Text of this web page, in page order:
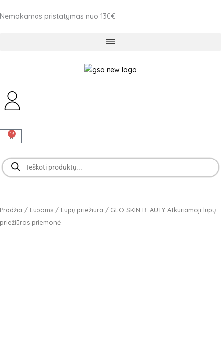
prie
Nemokamas pristatymas nuo 130€
13
Cart
Products
search
Pradžia / Lūpoms / Lūpų priežiūra / GLO SKIN BEAUTY Atkuriamoji lūpų
priežiūros priemonė